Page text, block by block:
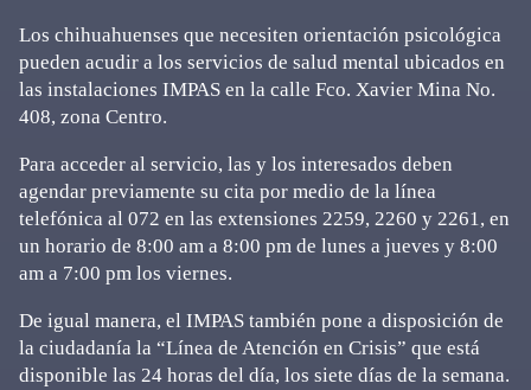
Los chihuahuenses que necesiten orientación psicológica
pueden acudir a los servicios de salud mental ubicados en
las instalaciones IMPAS en la calle Fco. Xavier Mina No.
408, zona Centro.
Para acceder al servicio, las y los interesados deben
agendar previamente su cita por medio de la línea
telefónica al 072 en las extensiones 2259, 2260 y 2261, en
un horario de 8:00 am a 8:00 pm de lunes a jueves y 8:00
am a 7:00 pm los viernes.
De igual manera, el IMPAS también pone a disposición de
la ciudadanía la “Línea de Atención en Crisis” que está
disponible las 24 horas del día, los siete días de la semana.